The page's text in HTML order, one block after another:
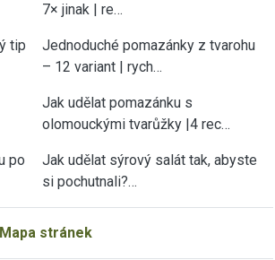
tip
po
7× jinak | re…
Jednoduché pomazánky z tvarohu
– 12 variant | rych…
Jak udělat pomazánku s
olomouckými tvarůžky |4 rec…
Jak udělat sýrový salát tak, abyste
si pochutnali?…
Mapa stránek